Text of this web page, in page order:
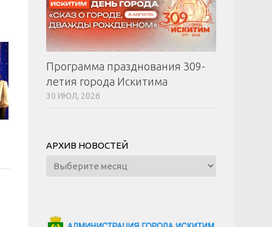
Программа празднования 309-
летия города Искитима
30 ИЮЛ, 2026
АРХИВ НОВОСТЕЙ
Архив
новостей